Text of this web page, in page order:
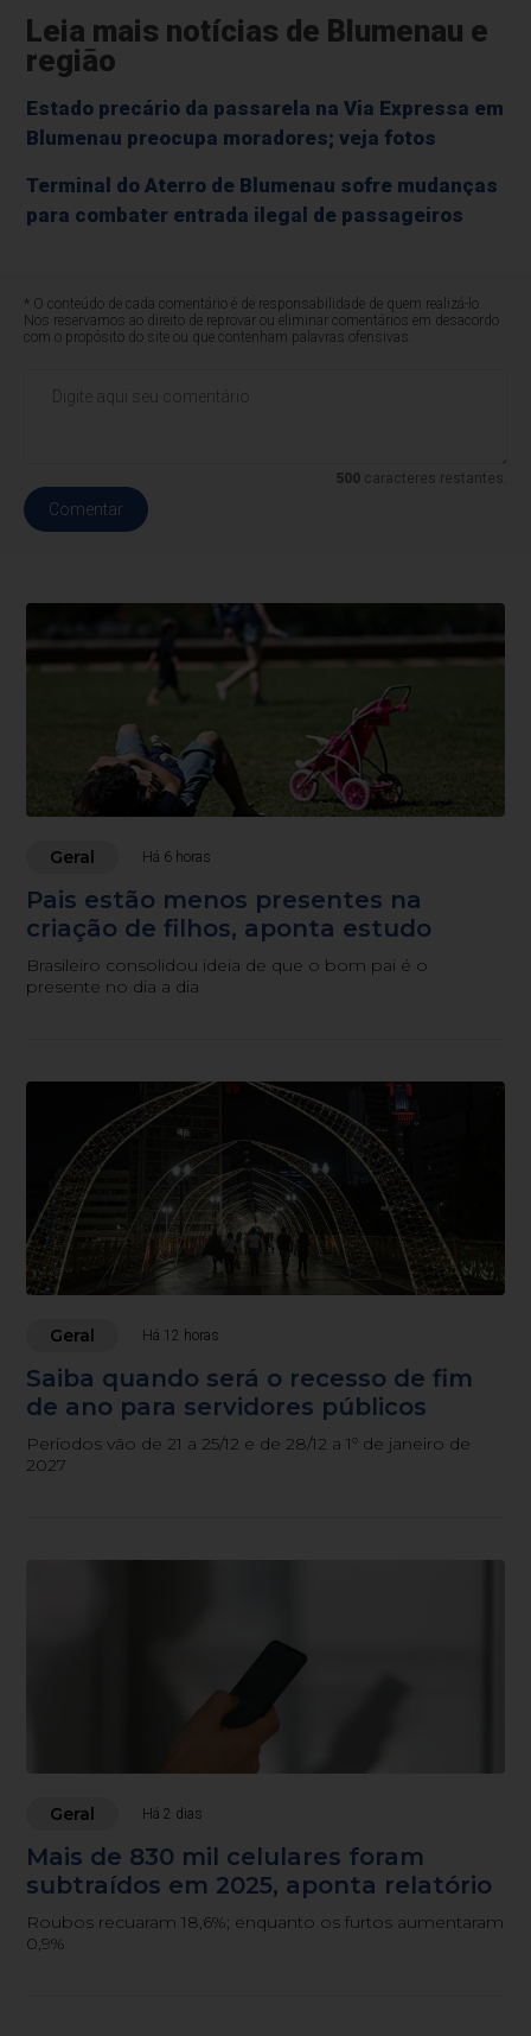
Leia mais notícias de Blumenau e
região
Estado precário da passarela na Via Expressa em
Blumenau preocupa moradores; veja fotos
Terminal do Aterro de Blumenau sofre mudanças
para combater entrada ilegal de passageiros
* O conteúdo de cada comentário é de responsabilidade de quem realizá-lo.
Nos reservamos ao direito de reprovar ou eliminar comentários em desacordo
com o propósito do site ou que contenham palavras ofensivas.
500caracteres restantes.
Comentar
Geral Há 6 horas
Pais estão menos presentes na
criação de filhos, aponta estudo
Brasileiro consolidou ideia de que o bom pai é o
presente no dia a dia
Geral Há 12 horas
Saiba quando será o recesso de fim
de ano para servidores públicos
Períodos vão de 21 a 25/12 e de 28/12 a 1º de janeiro de
2027
Geral Há 2 dias
Mais de 830 mil celulares foram
subtraídos em 2025, aponta relatório
Roubos recuaram 18,6%; enquanto os furtos aumentaram
0,9%